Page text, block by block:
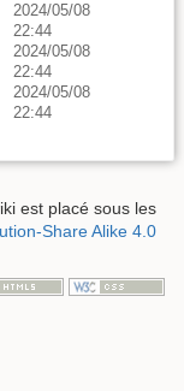
2024/05/08
22:44
2024/05/08
22:44
2024/05/08
22:44
est placé sous les
Share Alike 4.0